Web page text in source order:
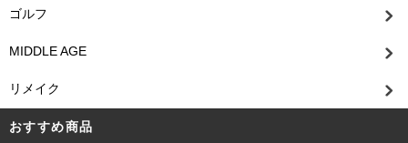
ゴルフ
MIDDLE AGE
リメイク
おすすめ商品